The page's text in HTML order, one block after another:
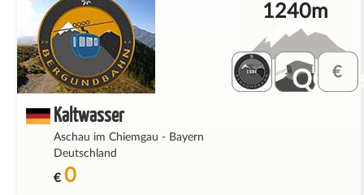
Kaltwasser
Aschau im Chiemgau - Bayern
Deutschland
€ 0
1240m